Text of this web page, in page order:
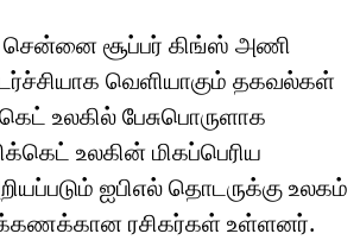
சென்னை சூப்பர் கிங்ஸ் அணி
வெளியாகும் தகவல்கள்
உலகில் பேசுபொருளாக
உலகின் மிகப்பெரிய
ஐபிஎல் தொடருக்கு உலகம்
ரசிகர்கள் உள்ளனர்.